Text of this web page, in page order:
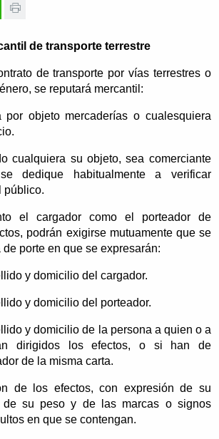
Twitter
por Linkedin
Compartir por whatsapp
Imprimir
de transporte terrestre
de transporte por vías terrestres o
se reputará mercantil:
por objeto mercaderías o cualesquiera
cualquiera su objeto, sea comerciante
dedique habitualmente a verificar
público.
el cargador como el porteador de
podrán exigirse mutuamente que se
porte en que se expresarán:
y domicilio del cargador.
y domicilio del porteador.
y domicilio de la persona a quien o a
dirigidos los efectos, o si han de
de la misma carta.
de los efectos, con expresión de su
de su peso y de las marcas o signos
en que se contengan.